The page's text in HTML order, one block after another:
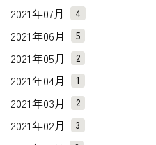
2021年07月 4
2021年06月 5
2021年05月 2
2021年04月 1
2021年03月 2
2021年02月 3